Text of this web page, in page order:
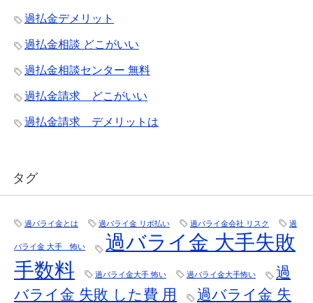
過払金デメリット
過払金相談 どこがいい
過払金相談センター 無料
過払金請求 どこがいい
過払金請求 デメリットは
タグ
過バライ金とは 過バライ金 リボ払い 過バライ金会社 リスク 過
バライ金 大手 怖い
過バライ金 大手失敗
手数料
過バライ金大手 怖い 過バライ金大手怖い
過
バライ金 失敗 した費 用
過バライ金 失